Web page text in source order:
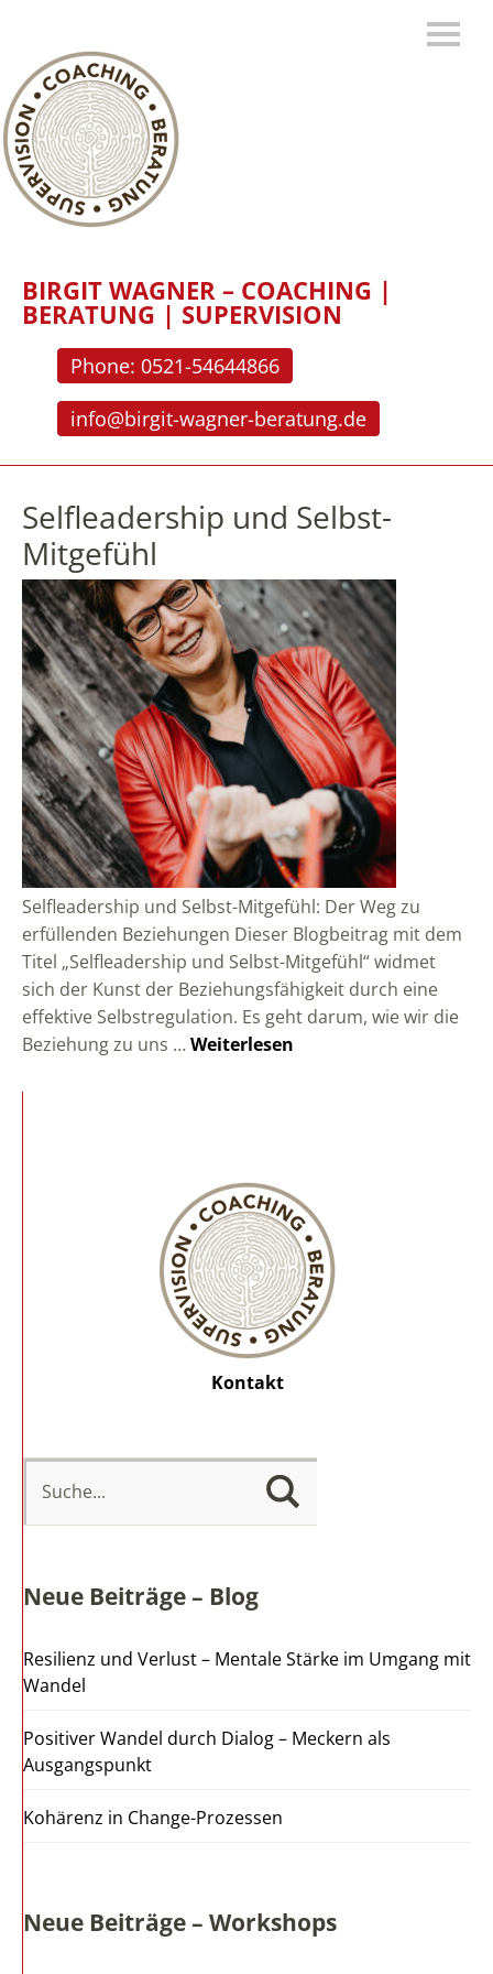
BIRGIT WAGNER – COACHING |
BERATUNG | SUPERVISION
Phone: 0521-54644866
info@birgit-wagner-beratung.de
Selfleadership und Selbst-
Mitgefühl
Selfleadership und Selbst-Mitgefühl: Der Weg zu
erfüllenden Beziehungen Dieser Blogbeitrag mit dem
Titel „Selfleadership und Selbst-Mitgefühl“ widmet
sich der Kunst der Beziehungsfähigkeit durch eine
effektive Selbstregulation. Es geht darum, wie wir die
Beziehung zu uns …Weiterlesen
Kontakt
Neue Beiträge – Blog
Resilienz und Verlust – Mentale Stärke im Umgang mit
Wandel
Positiver Wandel durch Dialog – Meckern als
Ausgangspunkt
Kohärenz in Change-Prozessen
Neue Beiträge – Workshops